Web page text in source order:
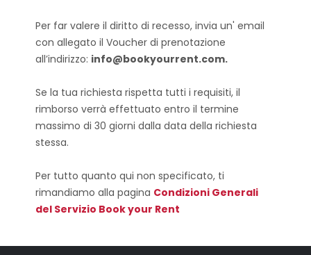
Per far valere il diritto di recesso, invia un' email
con allegato il Voucher di prenotazione
all’indirizzo: info@bookyourrent.com.
Se la tua richiesta rispetta tutti i requisiti, il
rimborso verrà effettuato entro il termine
massimo di 30 giorni dalla data della richiesta
stessa.
Per tutto quanto qui non specificato, ti
rimandiamo alla pagina Condizioni Generali
del Servizio Book your Rent